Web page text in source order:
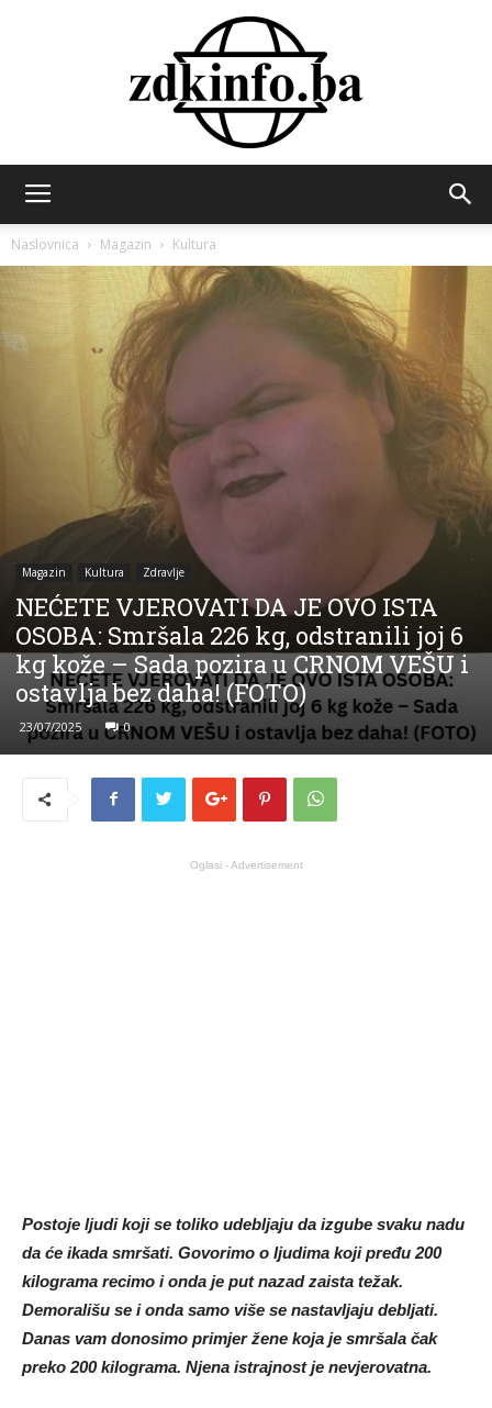
Naslovnica Magazin Kultura
Magazin Kultura Zdravlje
NEĆETE VJEROVATI DA JE OVO ISTA
OSOBA: Smršala 226 kg, odstranili joj 6
kg kože – Sada pozira u CRNOM VEŠU i
ostavlja bez daha! (FOTO)
23/07/2025 0
Oglasi - Advertisement
Postoje ljudi koji se toliko udebljaju da izgube svaku nadu
da će ikada smršati. Govorimo o ljudima koji pređu 200
kilograma recimo i onda je put nazad zaista težak.
Demorališu se i onda samo više se nastavljaju debljati.
Danas vam donosimo primjer žene koja je smršala čak
preko 200 kilograma. Njena istrajnost je nevjerovatna.